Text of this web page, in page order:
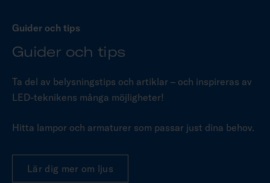
Guider och tips
Guider och tips
Ta del av belysningstips och artiklar – och inspireras av
LED-teknikens många möjligheter!
Hitta lampor och armaturer som passar just dina behov.
Lär dig mer om ljus